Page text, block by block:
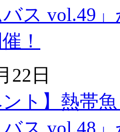
ス vol.49
！
22日
ント】熱帯